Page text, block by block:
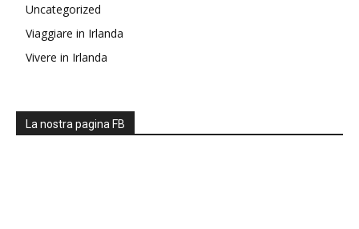
Uncategorized
Viaggiare in Irlanda
Vivere in Irlanda
La nostra pagina FB